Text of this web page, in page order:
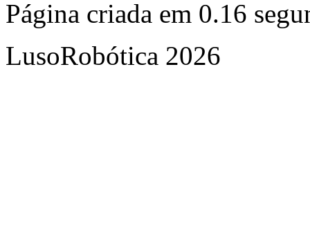
Página criada em 0.16
LusoRobótica 2026